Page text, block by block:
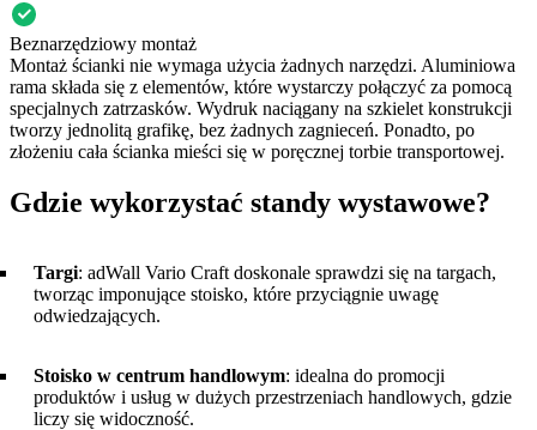
Beznarzędziowy montaż
Montaż ścianki nie wymaga użycia żadnych narzędzi. Aluminiowa
rama składa się z elementów, które wystarczy połączyć za pomocą
specjalnych zatrzasków. Wydruk naciągany na szkielet konstrukcji
tworzy jednolitą grafikę, bez żadnych zagnieceń. Ponadto, po
złożeniu cała ścianka mieści się w poręcznej torbie transportowej.
Gdzie wykorzystać standy wystawowe?
Targi: adWall Vario Craft doskonale sprawdzi się na targach,
tworząc imponujące stoisko, które przyciągnie uwagę
odwiedzających.
Stoisko w centrum handlowym: idealna do promocji
produktów i usług w dużych przestrzeniach handlowych, gdzie
liczy się widoczność.